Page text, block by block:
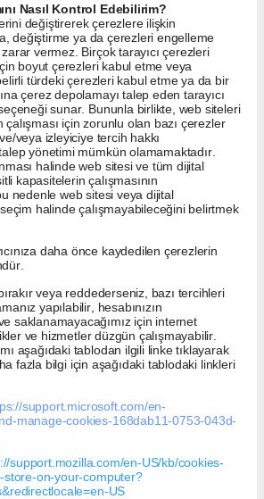
Nasıl Kontrol Edebilirim?
değiştirerek çerezlere ilişkin
değiştirme ya da çerezleri engelleme
vermez. Birçok tarayıcı çerezleri
boyut çerezleri kabul etme veya
türdeki çerezleri kabul etme ya da bir
çerez depolamayı talep eden tarayıcı
sunar. Bununla birlikte, web siteleri
çalışması için zorunlu olan bazı çerezler
veya izleyiciye tercih hakkı
yönetimi mümkün olamamaktadır.
halinde web sitesi ve tüm dijital
kapasitelerin çalışmasının
nedenle web sitesi veya dijital
seçim halinde çalışmayabileceğini belirtmek
daha önce kaydedilen çerezlerin
veya reddederseniz, bazı tercihleri
yapılabilir, hesabınızın
saklanamayacağımız için internet
ve hizmetler düzgün çalışmayabilir.
aşağıdaki tablodan ilgili linke tıklayarak
fazla bilgi için aşağıdaki tablodaki linkleri
support.microsoft.com/en-
manage-cookies-168dab11-0753-043d-
support.mozilla.com/en-US/kb/cookies-
store-on-your-computer?
US